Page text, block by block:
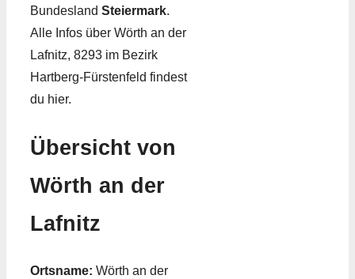
Bundesland Steiermark.
Alle Infos über Wörth an der
Lafnitz, 8293 im Bezirk
Hartberg-Fürstenfeld findest
du hier.
Übersicht von
Wörth an der
Lafnitz
Ortsname: Wörth an der